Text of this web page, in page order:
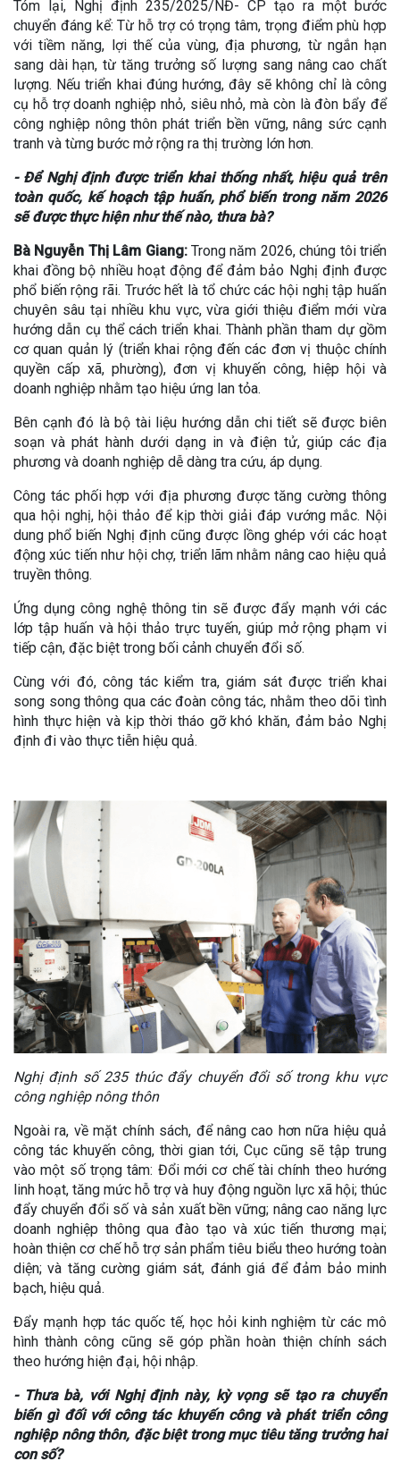
Tóm lại, Nghị định 235/2025/NĐ- CP tạo ra một bước
chuyển đáng kể: Từ hỗ trợ có trọng tâm, trọng điểm phù hợp
với tiềm năng, lợi thế của vùng, địa phương, từ ngắn hạn
sang dài hạn, từ tăng trưởng số lượng sang nâng cao chất
lượng. Nếu triển khai đúng hướng, đây sẽ không chỉ là công
cụ hỗ trợ doanh nghiệp nhỏ, siêu nhỏ, mà còn là đòn bẩy để
công nghiệp nông thôn phát triển bền vững, nâng sức cạnh
tranh và từng bước mở rộng ra thị trường lớn hơn.
- Để Nghị định được triển khai thống nhất, hiệu quả trên
toàn quốc, kế hoạch tập huấn, phổ biến trong năm 2026
sẽ được thực hiện như thế nào, thưa bà?
Bà Nguyễn Thị Lâm Giang:Trong năm 2026, chúng tôi triển
khai đồng bộ nhiều hoạt động để đảm bảo Nghị định được
phổ biến rộng rãi. Trước hết là tổ chức các hội nghị tập huấn
chuyên sâu tại nhiều khu vực, vừa giới thiệu điểm mới vừa
hướng dẫn cụ thể cách triển khai. Thành phần tham dự gồm
cơ quan quản lý (triển khai rộng đến các đơn vị thuộc chính
quyền cấp xã, phường), đơn vị khuyến công, hiệp hội và
doanh nghiệp nhằm tạo hiệu ứng lan tỏa.
Bên cạnh đó là bộ tài liệu hướng dẫn chi tiết sẽ được biên
soạn và phát hành dưới dạng in và điện tử, giúp các địa
phương và doanh nghiệp dễ dàng tra cứu, áp dụng.
Công tác phối hợp với địa phương được tăng cường thông
qua hội nghị, hội thảo để kịp thời giải đáp vướng mắc. Nội
dung phổ biến Nghị định cũng được lồng ghép với các hoạt
động xúc tiến như hội chợ, triển lãm nhằm nâng cao hiệu quả
truyền thông.
Ứng dụng công nghệ thông tin sẽ được đẩy mạnh với các
lớp tập huấn và hội thảo trực tuyến, giúp mở rộng phạm vi
tiếp cận, đặc biệt trong bối cảnh chuyển đổi số.
Cùng với đó, công tác kiểm tra, giám sát được triển khai
song song thông qua các đoàn công tác, nhằm theo dõi tình
hình thực hiện và kịp thời tháo gỡ khó khăn, đảm bảo Nghị
định đi vào thực tiễn hiệu quả.
Nghị định số 235 thúc đẩy chuyển đổi số trong khu vực
công nghiệp nông thôn
Ngoài ra, về mặt chính sách, để nâng cao hơn nữa hiệu quả
công tác khuyến công, thời gian tới, Cục cũng sẽ tập trung
vào một số trọng tâm: Đổi mới cơ chế tài chính theo hướng
linh hoạt, tăng mức hỗ trợ và huy động nguồn lực xã hội; thúc
đẩy chuyển đổi số và sản xuất bền vững; nâng cao năng lực
doanh nghiệp thông qua đào tạo và xúc tiến thương mại;
hoàn thiện cơ chế hỗ trợ sản phẩm tiêu biểu theo hướng toàn
diện; và tăng cường giám sát, đánh giá để đảm bảo minh
bạch, hiệu quả.
Đẩy mạnh hợp tác quốc tế, học hỏi kinh nghiệm từ các mô
hình thành công cũng sẽ góp phần hoàn thiện chính sách
theo hướng hiện đại, hội nhập.
- Thưa bà, với Nghị định này, kỳ vọng sẽ tạo ra chuyển
biến gì đối với công tác khuyến công và phát triển công
nghiệp nông thôn, đặc biệt trong mục tiêu tăng trưởng hai
con số?